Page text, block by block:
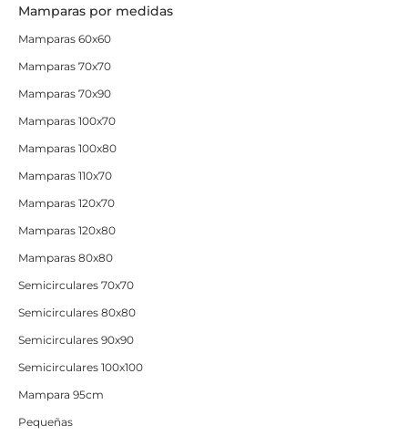
Mamparas por medidas
Mamparas 60x60
Mamparas 70x70
Mamparas 70x90
Mamparas 100x70
Mamparas 100x80
Mamparas 110x70
Mamparas 120x70
Mamparas 120x80
Mamparas 80x80
Semicirculares 70x70
Semicirculares 80x80
Semicirculares 90x90
Semicirculares 100x100
Mampara 95cm
Pequeñas